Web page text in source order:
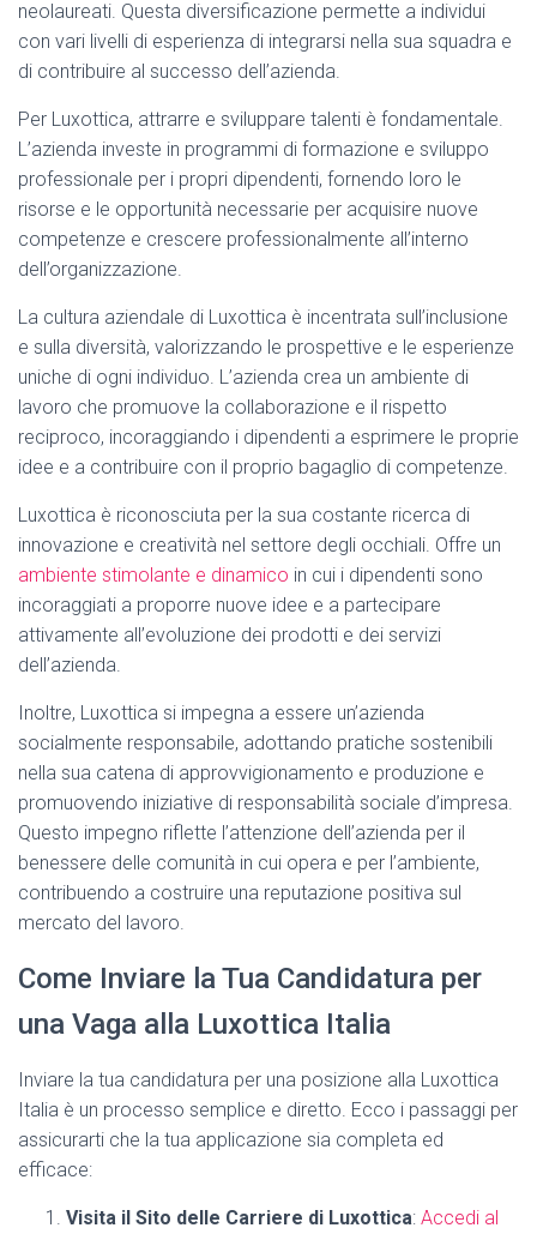
neolaureati. Questa diversificazione permette a individui
con vari livelli di esperienza di integrarsi nella sua squadra e
di contribuire al successo dell’azienda.
Per Luxottica, attrarre e sviluppare talenti è fondamentale.
L’azienda investe in programmi di formazione e sviluppo
professionale per i propri dipendenti, fornendo loro le
risorse e le opportunità necessarie per acquisire nuove
competenze e crescere professionalmente all’interno
dell’organizzazione.
La cultura aziendale di Luxottica è incentrata sull’inclusione
e sulla diversità, valorizzando le prospettive e le esperienze
uniche di ogni individuo. L’azienda crea un ambiente di
lavoro che promuove la collaborazione e il rispetto
reciproco, incoraggiando i dipendenti a esprimere le proprie
idee e a contribuire con il proprio bagaglio di competenze.
Luxottica è riconosciuta per la sua costante ricerca di
innovazione e creatività nel settore degli occhiali. Offre un
ambiente stimolante e dinamico in cui i dipendenti sono
incoraggiati a proporre nuove idee e a partecipare
attivamente all’evoluzione dei prodotti e dei servizi
dell’azienda.
Inoltre, Luxottica si impegna a essere un’azienda
socialmente responsabile, adottando pratiche sostenibili
nella sua catena di approvvigionamento e produzione e
promuovendo iniziative di responsabilità sociale d’impresa.
Questo impegno riflette l’attenzione dell’azienda per il
benessere delle comunità in cui opera e per l’ambiente,
contribuendo a costruire una reputazione positiva sul
mercato del lavoro.
Come Inviare la Tua Candidatura per
una Vaga alla Luxottica Italia
Inviare la tua candidatura per una posizione alla Luxottica
Italia è un processo semplice e diretto. Ecco i passaggi per
assicurarti che la tua applicazione sia completa ed
efficace:
Visita il Sito delle Carriere di Luxottica: Accedi al